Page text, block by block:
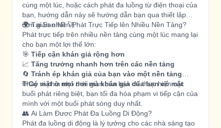
cùng một lúc, hoặc cách phát đa luồng từ điện thoại của
bạn, hướng dẫn này sẽ hướng dẫn bạn qua thiết lập
đơn giản nhất 🚀
🌍 Tại Sao Nên Phát Trực Tiếp lên Nhiều Nền Tảng?
Phát trực tiếp trên nhiều nền tảng cùng một lúc mang lại
cho bạn một lợi thế lớn:
🎯 Tiếp cận khán giả rộng hơn
📈 Tăng trưởng nhanh hơn trên các nền tảng
🔄 Tránh ép khán giả của bạn vào một nền tảng
🌐Có mặt ở mọi nơi mà khán giả của bạn có mặt
Thay vì chia nhỏ thời gian của bạn để thực hiện các
buổi phát riêng biệt, bạn tối đa hóa phạm vi tiếp cận của
mình với một buổi phát sóng duy nhất.
👥 Ai Làm Được Phát Đa Luồng Di Động?
Phát đa luồng di động là lý tưởng cho các nhà sáng tạo